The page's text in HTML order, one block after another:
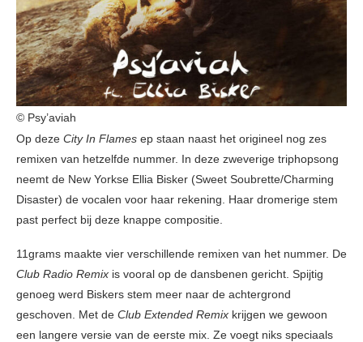
© Psy’aviah
Op deze City In Flames ep staan naast het origineel nog zes
remixen van hetzelfde nummer. In deze zweverige triphopsong
neemt de New Yorkse Ellia Bisker (Sweet Soubrette/Charming
Disaster) de vocalen voor haar rekening. Haar dromerige stem
past perfect bij deze knappe compositie.
11grams maakte vier verschillende remixen van het nummer. De
Club Radio Remix is vooral op de dansbenen gericht. Spijtig
genoeg werd Biskers stem meer naar de achtergrond
geschoven. Met de Club Extended Remix krijgen we gewoon
een langere versie van de eerste mix. Ze voegt niks speciaals